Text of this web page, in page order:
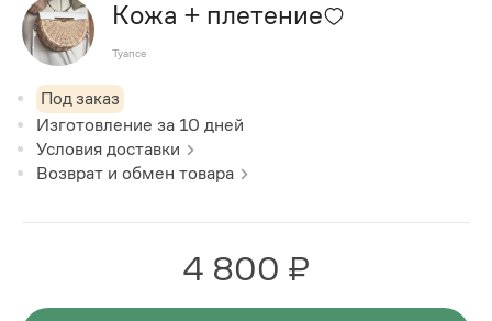
Кожа + плетение
Туапсе
Под заказ
Изготовление за 10 дней
Условия доставки
Возврат и обмен товара
4 800 ₽